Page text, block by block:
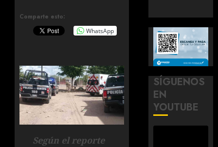
Comparte esto:
WhatsApp
Según el reporte
SÍGUENOS
EN
YOUTUBE